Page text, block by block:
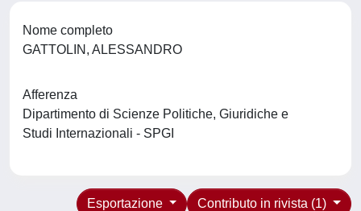
Nome completo
GATTOLIN, ALESSANDRO
Afferenza
Dipartimento di Scienze Politiche, Giuridiche e
Studi Internazionali - SPGI
Contributo in rivista (1)
Esportazione